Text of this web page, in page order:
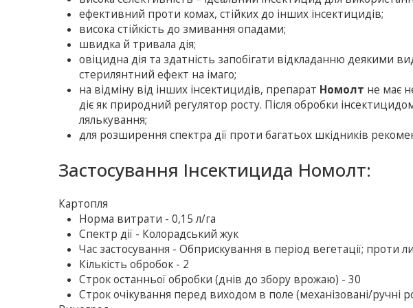
ефективний проти комах, стійких до iнших iнсектицидiв;
висока стiйкiсть до змивання опадами;
швидка й тривала дiя;
овiцидна дiя та здатнiсть запобiгати вiдкладанню деякими
стерилянтний ефект на імаго;
на вiдмiну вiд iнших iнсектицидiв, препарат Номолт не має
діє як природний регулятор росту. Пiсля обробки
лялькування;
для розширення спектра дії проти багатьох шкідників
Застосування Інсектицида Номолт:
Картопля
Норма витрати - 0,15 л/га
Спектр дії - Колорадський жук
Час застосування - Обприскування в період вегетації; проти
Кількість обробок - 2
Строк останньої обробки (днів до збору врожаю) - 30
Строк очікування перед виходом в поле (механізовані/ручні